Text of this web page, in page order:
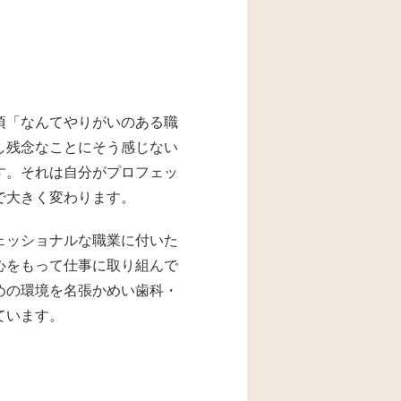
なんてやりがいのある職
念なことにそう感じない
それは自分がプロフェッ
きく変わります。
ショナルな職業に付いた
もって仕事に取り組んで
環境を名張かめい歯科・
ます。